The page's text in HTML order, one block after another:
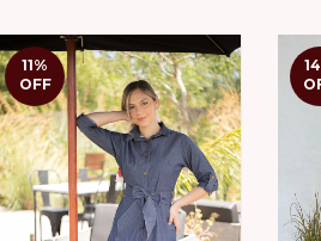
11%
OFF
14